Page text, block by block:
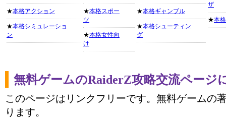
★本格アクション
★本格シミュレーショ
ン
★本格スポー
ツ
★本格女性向
け
★本格ギャンブル
★本格シューティン
グ
ザ
★本
無料ゲームのRaiderZ攻略交流ページ
このページはリンクフリーです。無料ゲームの
ります。